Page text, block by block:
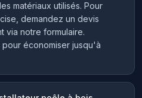
matériaux utilisés. Pour
demandez un devis
via notre formulaire.
économiser jusqu'à